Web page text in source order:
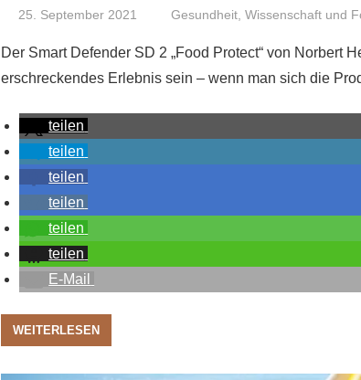
25. September 2021 Niki Vogt
Gesundheit, Wissenschaft und
Der Smart Defender SD 2 „Food Protect“ von Norbert
erschreckendes Erlebnis sein – wenn man sich die
teilen
teilen
teilen
teilen
teilen
teilen
E-Mail
WEITERLESEN